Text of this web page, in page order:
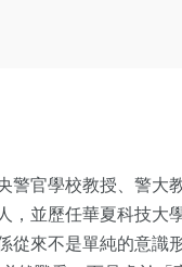
警官學校教授、警大
，並歷任華夏科技大
從來不是單純的意識